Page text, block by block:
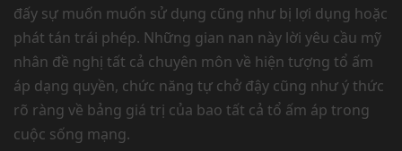
đấy sự muốn muốn sử dụng cũng như bị lợi dụng hoặc
phát tán trái phép. Những gian nan này lời yêu cầu mỹ
nhân đề nghị tất cả chuyên môn về hiện tượng tổ ấm
áp dạng quyền, chức năng tự chở đậy cũng như ý thức
rõ ràng về bảng giá trị của bao tất cả tổ ấm áp trong
cuộc sống mạng.